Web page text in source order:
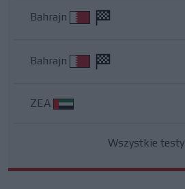
Bahrajn
Bahrajn
ZEA
Wszystkie testy